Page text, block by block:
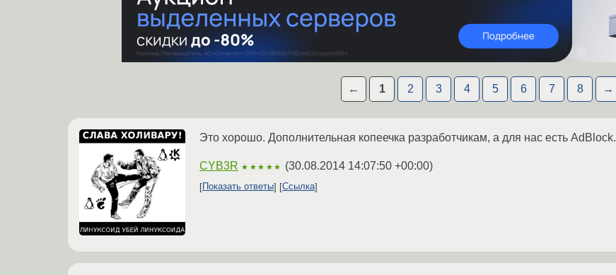
← 1 2 3 4 5 6 7 8 →
Это хорошо. Дополнительная копеечка разработчикам, а для нас есть AdBlock.
CYB3R ★★★★★ (30.08.2014 14:07:50 +00:00)
Показать ответы Ссылка